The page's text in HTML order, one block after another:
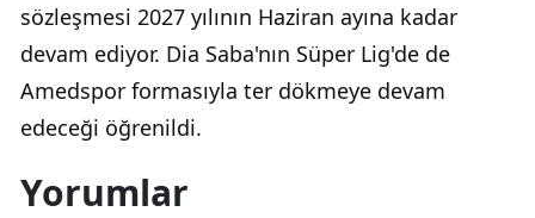
sözleşmesi 2027 yılının Haziran ayına kadar
devam ediyor. Dia Saba'nın Süper Lig'de de
Amedspor formasıyla ter dökmeye devam
edeceği öğrenildi.
Yorumlar